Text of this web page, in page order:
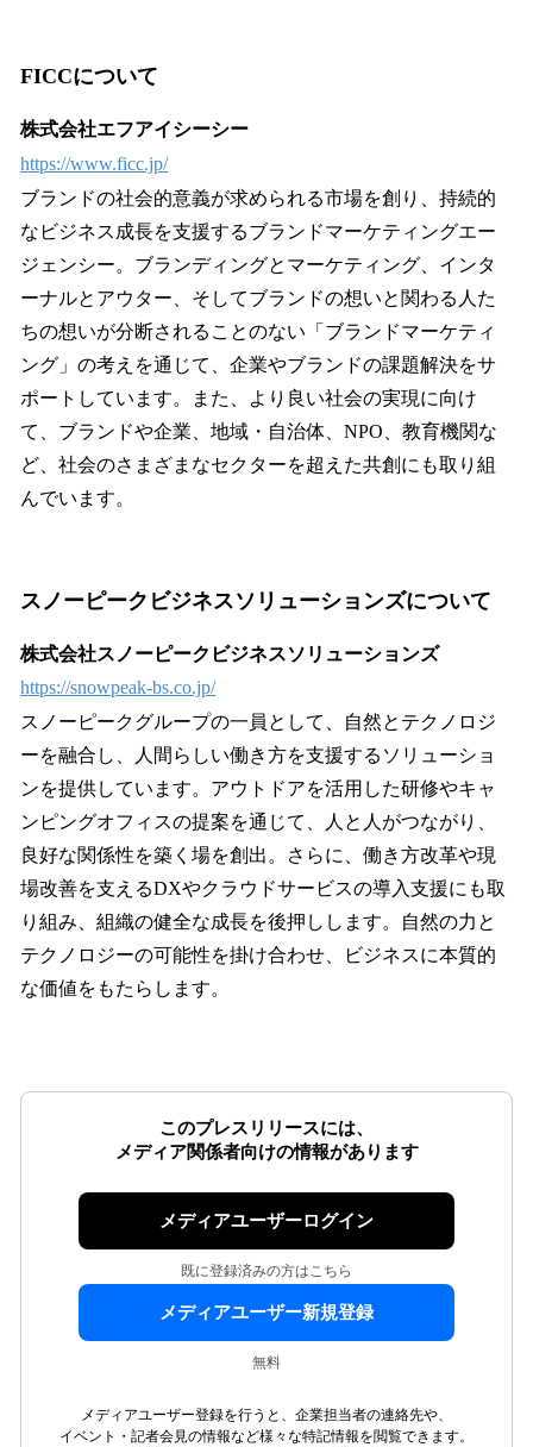
FICCについて
株式会社エフアイシーシー
https://www.ficc.jp/
ブランドの社会的意義が求められる市場を創り、持続的
なビジネス成長を支援するブランドマーケティングエー
ジェンシー。ブランディングとマーケティング、インタ
ーナルとアウター、そしてブランドの想いと関わる人た
ちの想いが分断されることのない「ブランドマーケティ
ング」の考えを通じて、企業やブランドの課題解決をサ
ポートしています。また、より良い社会の実現に向け
て、ブランドや企業、地域・自治体、NPO、教育機関な
ど、社会のさまざまなセクターを超えた共創にも取り組
んでいます。
スノーピークビジネスソリューションズについて
株式会社スノーピークビジネスソリューションズ
https://snowpeak-bs.co.jp/
スノーピークグループの一員として、自然とテクノロジ
ーを融合し、人間らしい働き方を支援するソリューショ
ンを提供しています。アウトドアを活用した研修やキャ
ンピングオフィスの提案を通じて、人と人がつながり、
良好な関係性を築く場を創出。さらに、働き方改革や現
場改善を支えるDXやクラウドサービスの導入支援にも取
り組み、組織の健全な成長を後押しします。自然の力と
テクノロジーの可能性を掛け合わせ、ビジネスに本質的
な価値をもたらします。
このプレスリリースには、
メディア関係者向けの情報があります
メディアユーザーログイン
既に登録済みの方はこちら
メディアユーザー新規登録
無料
メディアユーザー登録を行うと、企業担当者の連絡先や、
イベント・記者会見の情報など様々な特記情報を閲覧できます。